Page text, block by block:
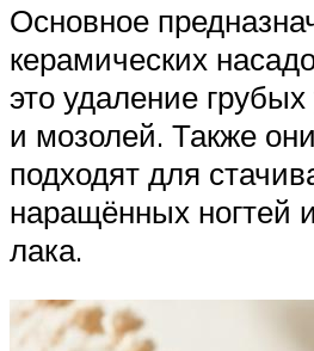
Основное
керамических
это удаление грубых
и мозолей. Также
подходят для
наращённых ногтей
лака.